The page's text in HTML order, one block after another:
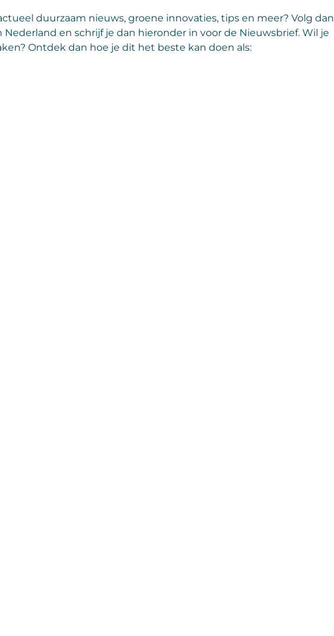
duurzaam nieuws, groene innovaties, tips en meer? Volg dan
en schrijf je dan hieronder in voor de Nieuwsbrief. Wil je
Ontdek dan hoe je dit het beste kan doen als: